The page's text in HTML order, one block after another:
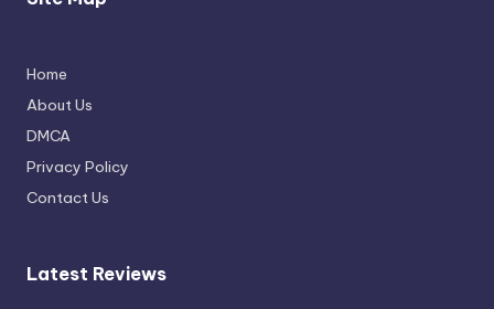
Attempt
Home
About Us
DMCA
Privacy Policy
Contact Us
Latest Reviews